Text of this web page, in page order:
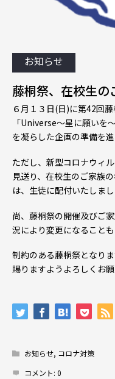
お知らせ
藤桐祭、在校生
６月１３日(日)に第42回
「Universe〜星に願いを
を凝らした企画の準備を進
ただし、新型コロナウィ
見送り、在校生のご家族
は、生徒に配付いたしま
尚、藤桐祭の開催及びご
況により変更になること
制約のある藤桐祭となり
賜りますようよろしくお願
お知らせ, コロナ対策
コメント: 0